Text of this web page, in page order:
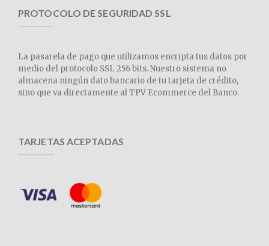
PROTOCOLO DE SEGURIDAD SSL
La pasarela de pago que utilizamos encripta tus datos por
medio del protocolo SSL 256 bits. Nuestro sistema no
almacena ningún dato bancario de tu tarjeta de crédito,
sino que va directamente al TPV Ecommerce del Banco.
TARJETAS ACEPTADAS